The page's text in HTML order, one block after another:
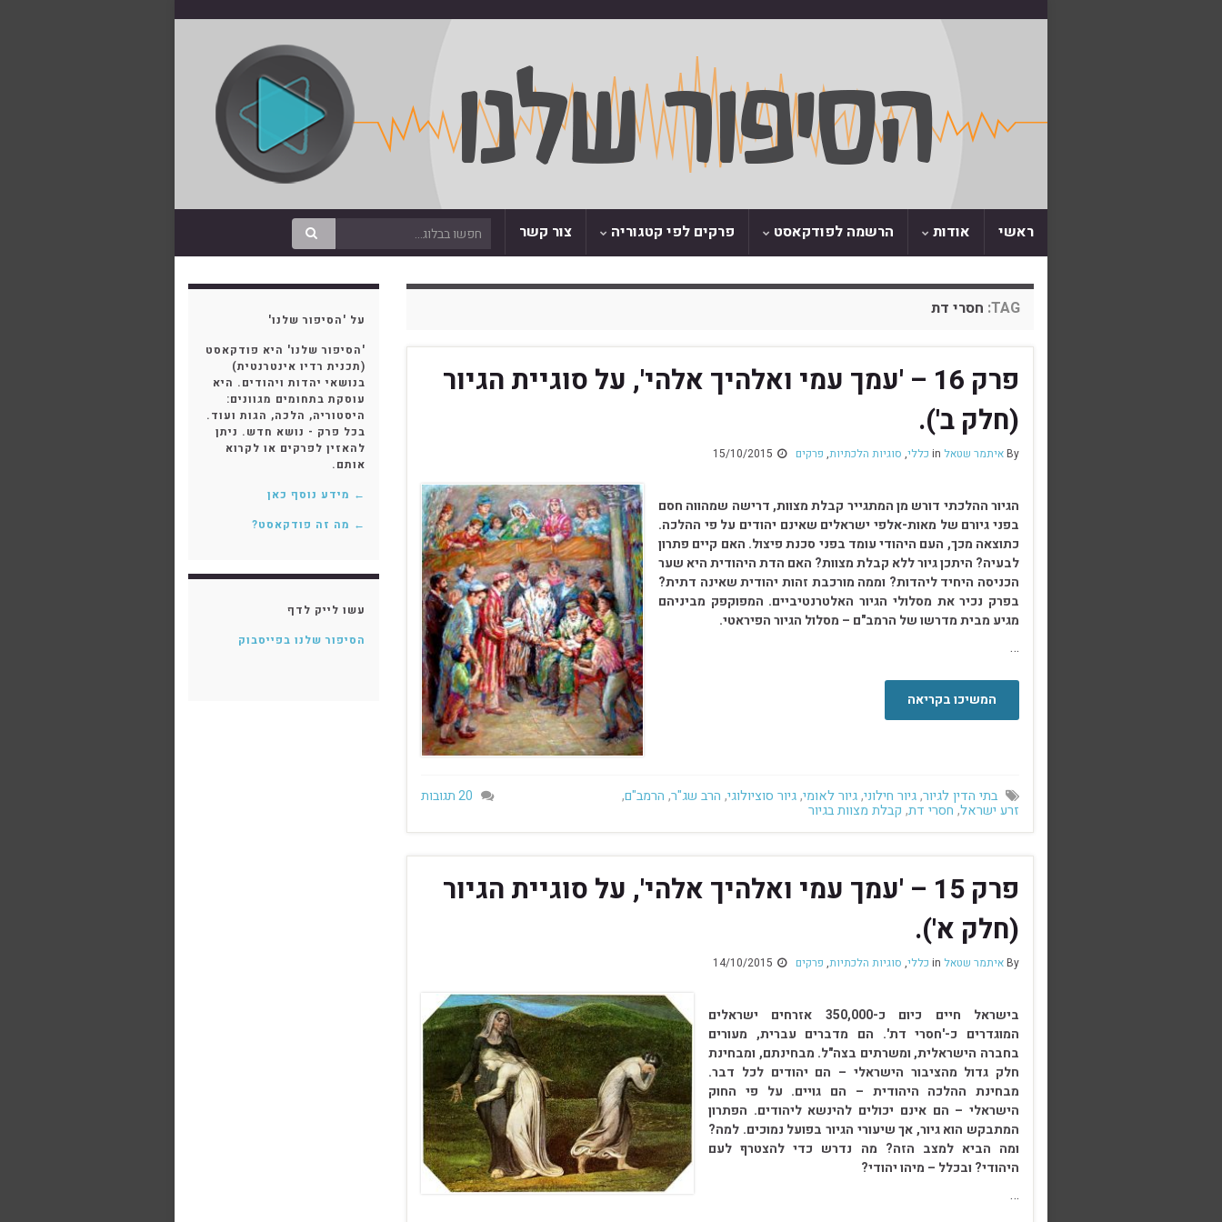
ראשי אודות הרשמה לפודקאסט פרקים לפי קטגוריה צור קשר
TAG: חסרי דת
פרק 16 – 'עמך עמי ואלהיך אלהי', על סוגיית הגיור
(חלק ב').
Byאיתמר שטאל כללי, סוגיות הלכתיות, פרקים 15/10/2015
הגיור ההלכתי דורש מן המתגייר קבלת מצוות, דרישה שמהווה חסם
בפני גיורם של מאות-אלפי ישראלים שאינם יהודים על פי ההלכה.
כתוצאה מכך, העם היהודי עומד בפני סכנת פיצול. האם קיים פתרון
לבעיה? היתכן גיור ללא קבלת מצוות? האם הדת היהודית היא שער
הכניסה היחיד ליהדות? וממה מורכבת זהות יהודית שאינה דתית?
בפרק נכיר את מסלולי הגיור האלטרנטיביים. המפוקפק מביניהם
מגיע מבית מדרשו של הרמב"ם – מסלול הגיור הפיראטי.
…
המשיכו בקריאה
בתי הדין לגיור,גיור חילוני,גיור לאומי,גיור סוציולוגי, הרב שג"ר, הרמב"ם,
זרע ישראל, חסרי דת, קבלת מצוות בגיור
20 תגובות
פרק 15 – 'עמך עמי ואלהיך אלהי', על סוגיית הגיור
(חלק א').
Byאיתמר שטאל כללי, סוגיות הלכתיות, פרקים 14/10/2015
בישראל חיים כיום כ-350,000 אזרחים ישראלים
המוגדרים כ-'חסרי דת'. הם מדברים עברית, מעורים
בחברה הישראלית, ומשרתים בצה"ל. מבחינתם, ומבחינת
חלק גדול מהציבור הישראלי – הם יהודים לכל דבר.
מבחינת ההלכה היהודית – הם גויים. על פי החוק
הישראלי – הם אינם יכולים להינשא ליהודים. הפתרון
המתבקש הוא גיור, אך שיעורי הגיור בפועל נמוכים. למה?
ומה הביא למצב הזה? מה נדרש כדי להצטרף לעם
היהודי? ובכלל – מיהו יהודי?
…
על 'הסיפור שלנו'
'הסיפור שלנו' היא פודקאסט
(תכנית רדיו אינטרנטית)
בנושאי יהדות ויהודים. היא
עוסקת בתחומים מגוונים:
היסטוריה, הלכה, הגות ועוד.
בכל פרק - נושא חדש. ניתן
להאזין לפרקים או לקרוא
אותם.
← מידע נוסף כאן
← מה זה פודקאסט?
עשו לייק לדף
הסיפור שלנו בפייסבוק